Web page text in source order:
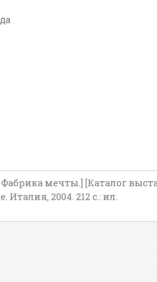
Фабрика мечты.] [Каталог
2004. 212 с.: ил.